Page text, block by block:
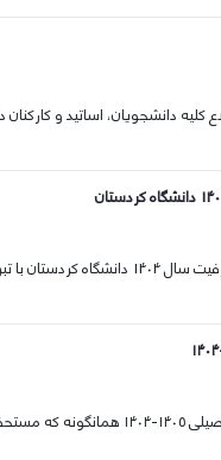
کلیه دانشجویان، اساتید و
24 02 2026 اطلاعیه ثبت نام پذیرفته‌شدگان
17 02 2026 اصلاحیه نحوه برگزاری کلاس‌های